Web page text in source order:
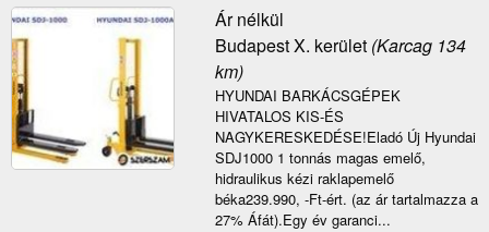
Ár nélkül
Budapest X. kerület(Karcag 134
km)
HYUNDAI BARKÁCSGÉPEK
HIVATALOS KIS-ÉS
NAGYKERESKEDÉSE!Eladó Új Hyundai
SDJ1000 1 tonnás magas emelő,
hidraulikus kézi raklapemelő
béka239.990, -Ft-ért. (az ár tartalmazza a
27% Áfát).Egy év garanci...